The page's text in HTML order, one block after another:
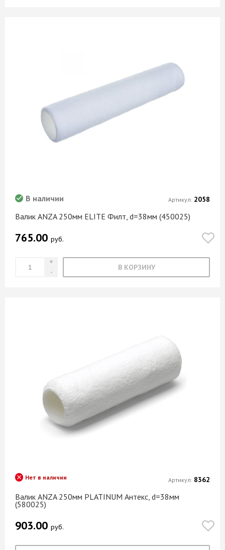
Валик ANZA 250мм ELITE Филт, d=38мм (450025)
В наличии
765.00 руб.
В КОРЗИНУ
Артикул: 2058
Валик ANZA 250мм PLATINUM Антекс, d=38мм
(580025)
Нет в наличии
903.00 руб.
Артикул: 8362